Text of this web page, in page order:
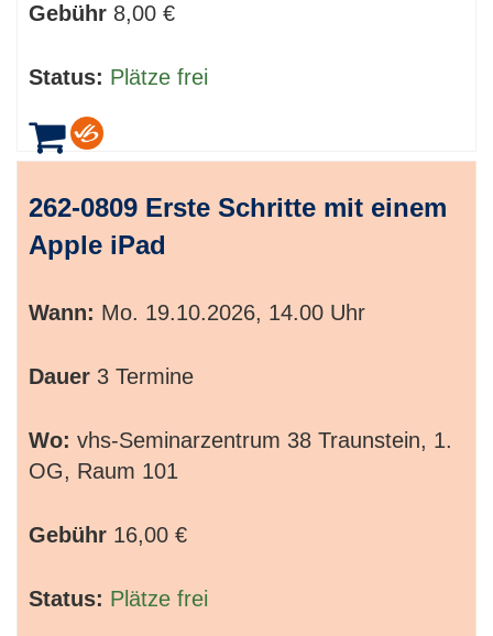
Gebühr 8,00 €
Status: Plätze frei
262-0809 Erste Schritte mit einem
Apple iPad
Wann: Mo. 19.10.2026, 14.00 Uhr
Dauer 3 Termine
Wo: vhs-Seminarzentrum 38 Traunstein, 1.
OG, Raum 101
Gebühr 16,00 €
Status: Plätze frei